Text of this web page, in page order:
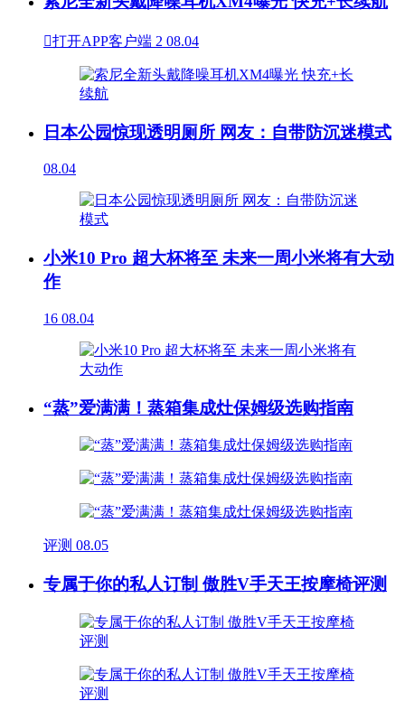
打开APP客户端 2 08.04
日本公园惊现透明厕所 网友：自带防沉迷模式
08.04
小米10 Pro 超大杯将至 未来一周小米将有大动
作
16 08.04
“蒸”爱满满！蒸箱集成灶保姆级选购指南
评测 08.05
专属于你的私人订制 傲胜V手天王按摩椅评测